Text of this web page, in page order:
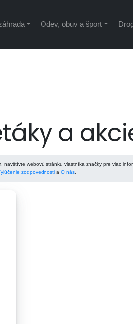
Odev, obuv a šport
a
navštívte webovú stránku vlastníka značky pre viac
zodpovednosti a O nás